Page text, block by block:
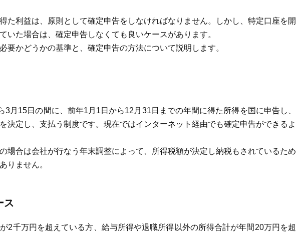
た利益は、原則として確定申告をしなければなりません。しかし、特定口座を開
いた場合は、確定申告しなくても良いケースがあります。
要かどうかの基準と、確定申告の方法について説明します。
3月15日の間に、前年1月1日から12月31日までの年間に得た所得を国に申告し、
決定し、支払う制度です。現在ではインターネット経由でも確定申告ができるよ
場合は会社が行なう年末調整によって、所得税額が決定し納税もされているため
りません。
ス
2千万円を超えている方、給与所得や退職所得以外の所得合計が年間20万円を超